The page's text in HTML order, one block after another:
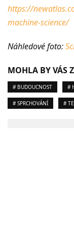
https://
machine-science/
Náhledové foto:
MOHLA BY VÁS
# BUDOUCNOST #
# SPRCHOVÁNÍ #